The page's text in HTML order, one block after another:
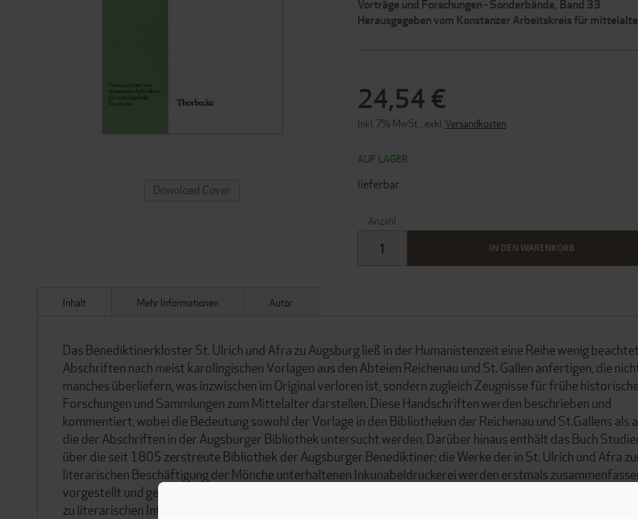
Vorträge und Forschungen - Sonderbände, Band 33
Herausgegeben vom Konstanzer Arbeitskreis für
24,54 €
Inkl. 7% MwSt. , exkl. Versandkosten
AUF LAGER
lieferbar
Anzahl
IN DEN WARENKORB
ZUM
ANFANG
Download Cover
Inhalt
Das Benediktinerkloster St. Ulrich und Afra zu Augsburg ließ in der Humanistenzeit eine Reihe wenig
Abschriften nach meist karolingischen Vorlagen aus den Abteien Reichenau und St. Gallen anfertigen, die
manches überliefern, was inzwischen im Original verloren ist, sondern zugleich Zeugnisse für frühe historische
Forschungen und Sammlungen zum Mittelalter darstellen. Diese Handschriften werden beschrieben und
kommentiert, wobei die Bedeutung sowohl der Vorlage in den Bibliotheken der Reichenau und St.Gallens als
die der Abschriften in der Augsburger Bibliothek untersucht werden. Darüber hinaus enthält das Buch
über die seit 1805 zerstreute Bibliothek der Augsburger Benediktiner; die Werke der in St. Ulrich und Afra
literarischen Beschäftigung der Mönche unterhaltenen Inkunabeldruckerei werden erstmals
vorgestellt und gewürdigt. So verbindet die Arbeit Forschungen zum Klosterhumanismus in Augsburg mit
zu literarischen Interessen während der Blütezeit der Abteien Reichenau und St. Gallen im 9. Jahrhundert.
Mehr Informationen Autor